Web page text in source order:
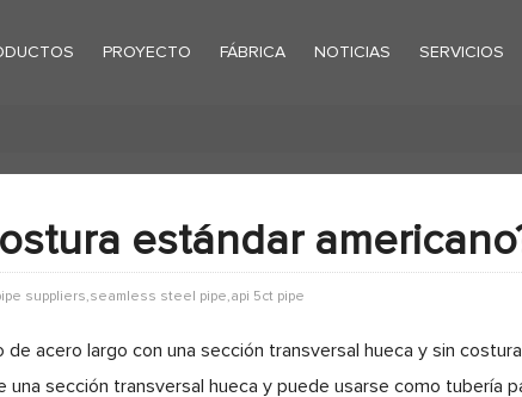
PROYECTO FÁBRICA NOTICIAS SERVICIOS
estándar
suppliers,seamless steel pipe,api 5ct pipe
acero largo con una sección transversal hueca y sin
sección transversal hueca y puede usarse como tubería